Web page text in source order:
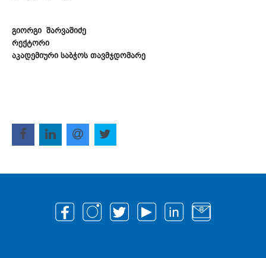
გიორგი შარვაშიძე
რექტორი
აკადემიური საბჭოს თავმჯდომარე